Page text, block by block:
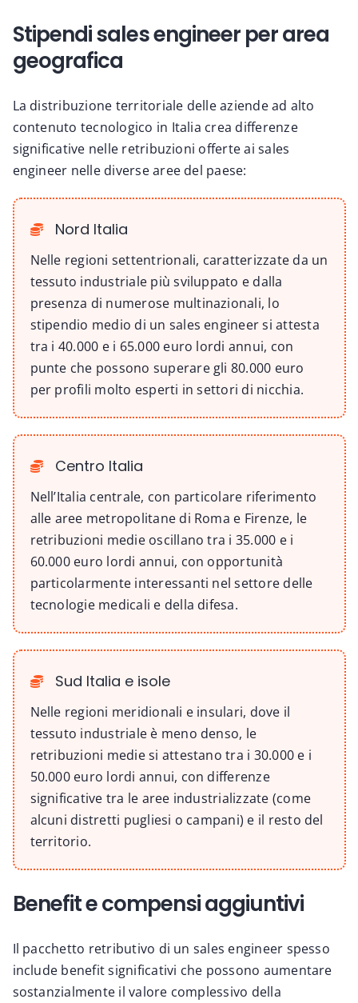
Stipendi sales engineer per area
geografica
La distribuzione territoriale delle aziende ad alto
contenuto tecnologico in Italia crea differenze
significative nelle retribuzioni offerte ai sales
engineer nelle diverse aree del paese:
Nord Italia
Nelle regioni settentrionali, caratterizzate da un
tessuto industriale più sviluppato e dalla
presenza di numerose multinazionali, lo
stipendio medio di un sales engineer si attesta
tra i 40.000 e i 65.000 euro lordi annui, con
punte che possono superare gli 80.000 euro
per profili molto esperti in settori di nicchia.
Centro Italia
Nell’Italia centrale, con particolare riferimento
alle aree metropolitane di Roma e Firenze, le
retribuzioni medie oscillano tra i 35.000 e i
60.000 euro lordi annui, con opportunità
particolarmente interessanti nel settore delle
tecnologie medicali e della difesa.
Sud Italia e isole
Nelle regioni meridionali e insulari, dove il
tessuto industriale è meno denso, le
retribuzioni medie si attestano tra i 30.000 e i
50.000 euro lordi annui, con differenze
significative tra le aree industrializzate (come
alcuni distretti pugliesi o campani) e il resto del
territorio.
Benefit e compensi aggiuntivi
Il pacchetto retributivo di un sales engineer spesso
include benefit significativi che possono aumentare
sostanzialmente il valore complessivo della